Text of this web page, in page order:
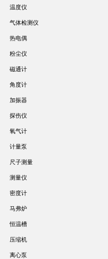
温度仪
气体检测仪
热电偶
粉尘仪
磁通计
角度计
加振器
探伤仪
氧气计
计量泵
尺子测量
测量仪
密度计
马弗炉
恒温槽
压缩机
离心泵